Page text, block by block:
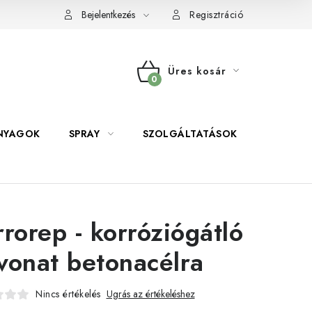
Bejelentkezés Regisztráció
KOSÁR
Üres kosár
SPRAY SZOLGÁLTATÁSOK
- korróziógátló
betonacélra
Nincs értékelés Ugrás az értékeléshez